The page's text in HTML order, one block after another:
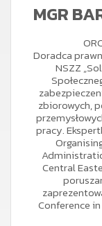
MGR
Doradca
NSZZ
zbiorowych,
pracy.
Central
Conference